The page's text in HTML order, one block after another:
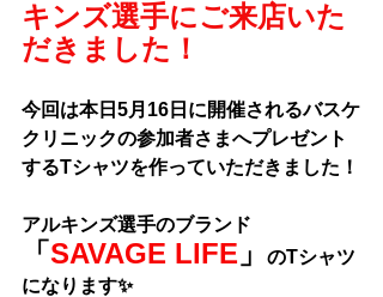
キンズ選手にご来店いた
だきました！
今回は本日5月16日に開催されるバスケ
クリニックの参加者さまへプレゼント
するTシャツを作っていただきました！
アルキンズ選手のブランド
「SAVAGE LIFE 」
のTシャツ
になります✨